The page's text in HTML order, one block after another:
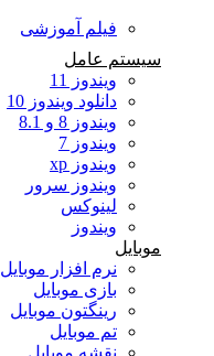
فیلم آموزشی
سیستم عامل
ویندوز 11
دانلود ویندوز 10
ویندوز 8 و 8.1
ویندوز 7
ویندوز xp
ویندوز سرور
لینوکس
ویندوز
موبایل
نرم افزار موبایل
بازی موبایل
رینگتون موبایل
تم موبایل
نقشه موبایل